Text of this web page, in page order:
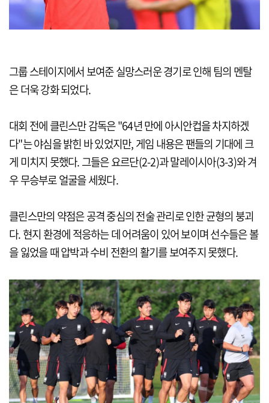
그룹 스테이지에서 보여준 실망스러운 경기로 인해 팀의 멘탈
은 더욱 강화 되었다.
대회 전에 클린스만 감독은 "64년 만에 아시안컵을 차지하겠
다"는 야심을 밝힌 바 있었지만, 게임 내용은 팬들의 기대에 크
게 미치지 못했다. 그들은 요르단(2-2)과 말레이시아(3-3)와 겨
우 무승부로 얼굴을 세웠다.
클린스만의 약점은 공격 중심의 전술 관리로 인한 균형의 붕괴
다. 현지 환경에 적응하는 데 어려움이 있어 보이며 선수들은 볼
을 잃었을 때 압박과 수비 전환의 활기를 보여주지 못했다.